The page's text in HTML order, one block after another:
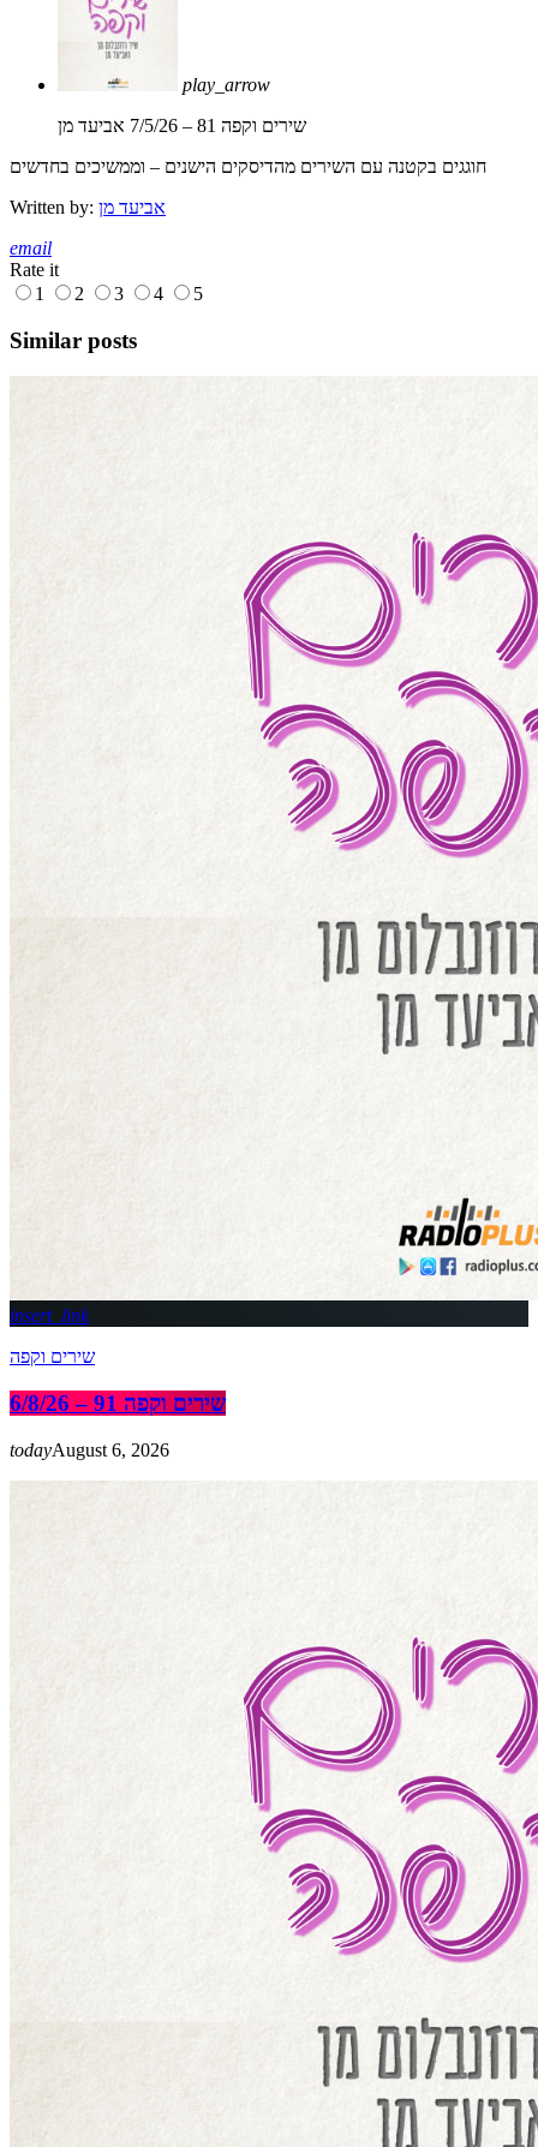
play_arrow
שירים וקפה 81 – 7/5/26
אביעד מן
חוגגים בקטנה עם השירים מהדיסקים הישנים – וממשיכים בחדשים
Written by: אביעד מן
email
Rate it
1
2 3 4 5
Similar posts
insert_link
שירים וקפה
שירים וקפה 91 – 6/8/26
todayAugust 6, 2026